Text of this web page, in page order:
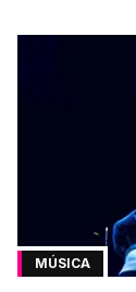
MÚSICA